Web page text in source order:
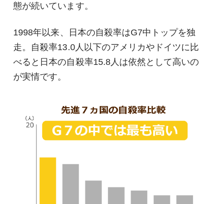
態が続いています。
1998年以来、日本の自殺率はG7中トップを独
走。自殺率13.0人以下のアメリカやドイツに比
べると日本の自殺率15.8人は依然として高いの
が実情です。